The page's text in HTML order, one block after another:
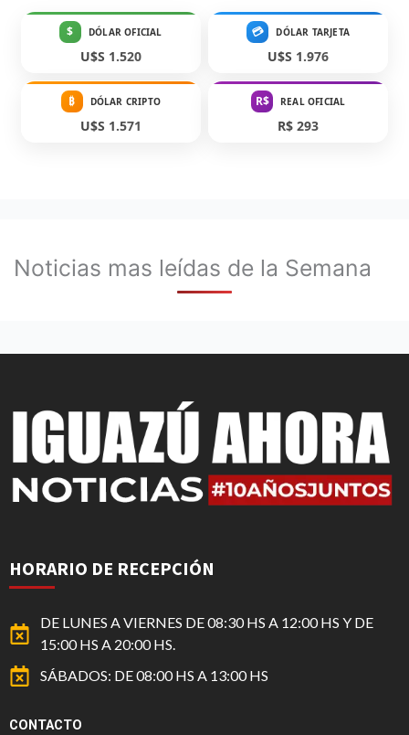
$ DÓLAR OFICIAL
U$S 1.520
💳 DÓLAR TARJETA
U$S 1.976
₿ DÓLAR CRIPTO
U$S 1.571
R$ REAL OFICIAL
R$ 293
Noticias mas leídas de la Semana
HORARIO DE RECEPCIÓN
DE LUNES A VIERNES DE 08:30 HS A 12:00 HS Y DE
15:00 HS A 20:00 HS.
SÁBADOS: DE 08:00 HS A 13:00 HS
CONTACTO